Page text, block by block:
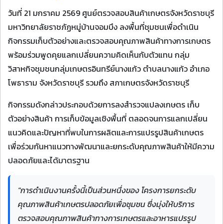
วันที่ 21 มกราคม 2569 ศูนย์ตรวจสอบสินค้าเกษตรจังหวัดราชบุรี
มหาวิทยาลัยราชภัฏหมู่บ้านจอมบึง ลงพื้นที่ชุมชนเพื่อดำเนิน
กิจกรรมเก็บตัวอย่างและตรวจสอบคุณภาพสินค้าทางการเกษตร
พร้อมร่วมพูดคุยแลกเปลี่ยนความคิดเห็นกับตัวแทน กลุ่ม
วิสาหกิจชุมชนกลุ่มเกษตรอินทรีย์นางแก้ว ตำบลนางแก้ว อำเภอ
โพธาราม จังหวัดราชบุรี รวมถึง สภาเกษตรจังหวัดราชบุรี
กิจกรรมดังกล่าวประกอบด้วยการลงสำรวจแปลงเกษตร เก็บ
ตัวอย่างสินค้า การเก็บข้อมูลเชิงพื้นที่ ตลอดจนการแลกเปลี่ยน
แนวคิดและปัญหาที่พบในการผลิตและการแปรรูปสินค้าเกษตร
เพื่อร่วมกันหาแนวทางพัฒนาและยกระดับคุณภาพสินค้าให้มีความ
ปลอดภัยและได้มาตรฐาน
"การดำเนินงานครั้งนี้เป็นส่วนหนึ่งของ โครงการยกระดับ
คุณภาพสินค้าเกษตรปลอดภัยเพื่อชุมชน ซึ่งมุ่งให้บริการ
ตรวจสอบคุณภาพสินค้าทางการเกษตรและอาหารแปรรูป